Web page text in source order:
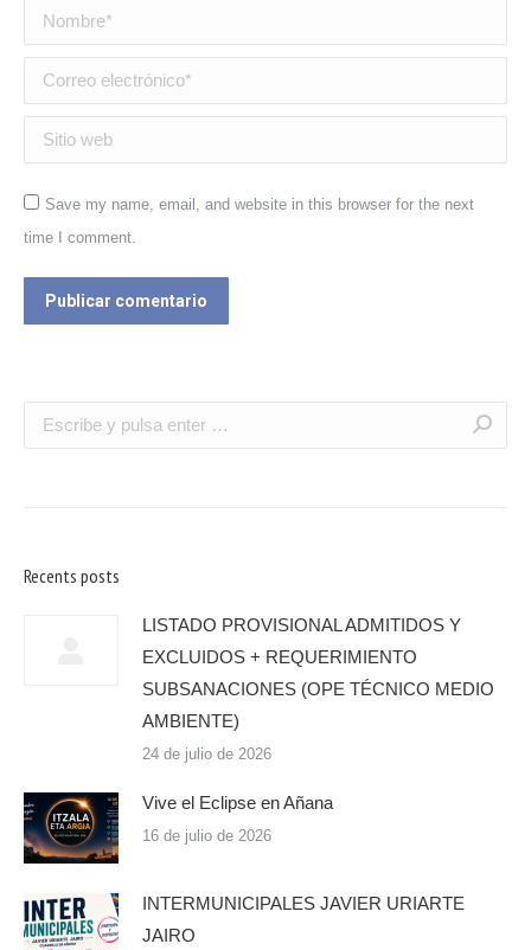
Nombre *
Correo electrónico *
Sitio web
Save my name, email, and website in this browser for the next
time I comment.
Publicar comentario
Recents posts
LISTADO PROVISIONAL ADMITIDOS Y
EXCLUIDOS + REQUERIMIENTO
SUBSANACIONES (OPE TÉCNICO MEDIO
AMBIENTE)
24 de julio de 2026
Vive el Eclipse en Añana
16 de julio de 2026
INTERMUNICIPALES JAVIER URIARTE
JAIRO